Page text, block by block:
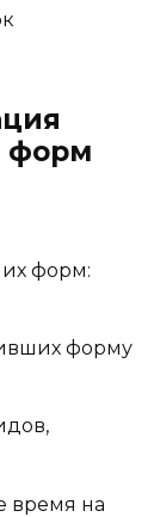
форм
форм:
форму
время на